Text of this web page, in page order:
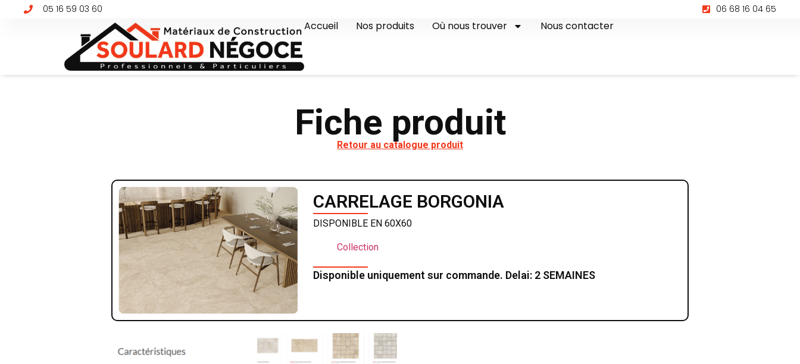
05 16 59 03 60 06 68 16 04 65
Accueil Nos produits Où nous trouver Nous contacter
Fiche produit
Retour au catalogue produit
CARRELAGE BORGONIA
DISPONIBLE EN 60X60
Collection
Disponible uniquement sur commande. Delai: 2 SEMAINES